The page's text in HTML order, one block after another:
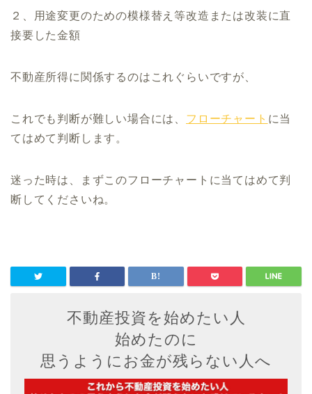
２、用途変更のための模様替え等改造または改装に直
接要した金額
不動産所得に関係するのはこれぐらいですが、
これでも判断が難しい場合には、 フローチャート に当
てはめて判断します。
迷った時は、まずこのフローチャートに当てはめて判
断してくださいね。
不動産投資を始めたい人
始めたのに
思うようにお金が残らない人へ